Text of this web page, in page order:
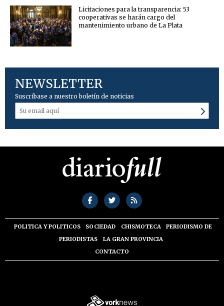
Licitaciones para la transparencia: 53
cooperativas se harán cargo del
mantenimiento urbano de La Plata
NEWSLETTER
Suscríbase a nuestro boletín de noticias
POLITICA Y POLITICOS SOCIEDAD CHISMOTECA
PERIODISMO DE
PERIODISTAS
LA GRAN PROVINCIA
CONTACTO